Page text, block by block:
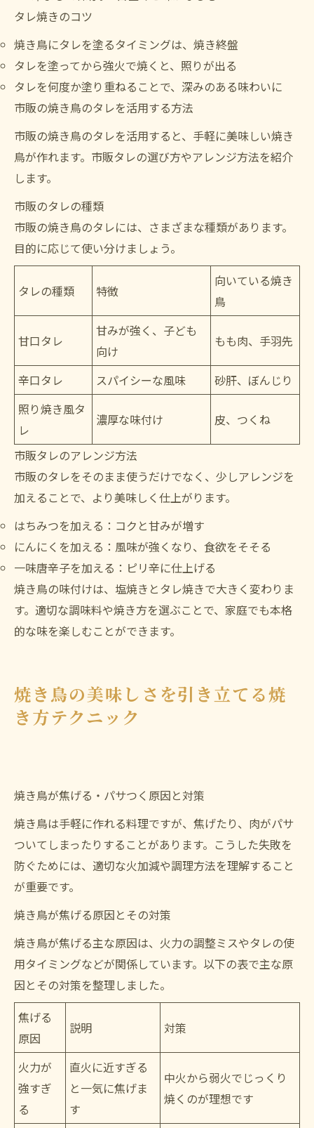
タレ焼きのコツ
焼き鳥にタレを塗るタイミングは、焼き終盤
タレを塗ってから強火で焼くと、照りが出る
タレを何度か塗り重ねることで、深みのある味わいに
市販の焼き鳥のタレを活用する方法
市販の焼き鳥のタレを活用すると、手軽に美味しい焼き
鳥が作れます。市販タレの選び方やアレンジ方法を紹介
します。
市販のタレの種類
市販の焼き鳥のタレには、さまざまな種類があります。
目的に応じて使い分けましょう。
タレの種類 特徴
向いている焼き
鳥
甘口タレ
甘みが強く、子ども
向け
もも肉、手羽先
辛口タレ スパイシーな風味
砂肝、ぼんじり
照り焼き風タ
レ
濃厚な味付け 皮、つくね
市販タレのアレンジ方法
市販のタレをそのまま使うだけでなく、少しアレンジを
加えることで、より美味しく仕上がります。
はちみつを加える：コクと甘みが増す
にんにくを加える：風味が強くなり、食欲をそそる
一味唐辛子を加える：ピリ辛に仕上げる
焼き鳥の味付けは、塩焼きとタレ焼きで大きく変わりま
す。適切な調味料や焼き方を選ぶことで、家庭でも本格
的な味を楽しむことができます。
焼き鳥の美味しさを引き立てる焼
き方テクニック
焼き鳥が焦げる・パサつく原因と対策
焼き鳥は手軽に作れる料理ですが、焦げたり、肉がパサ
ついてしまったりすることがあります。こうした失敗を
防ぐためには、適切な火加減や調理方法を理解すること
が重要です。
焼き鳥が焦げる原因とその対策
焼き鳥が焦げる主な原因は、火力の調整ミスやタレの使
用タイミングなどが関係しています。以下の表で主な原
因とその対策を整理しました。
焦げる
原因
説明 対策
火力が
強すぎ
る
直火に近すぎる
と一気に焦げま
す
中火から弱火でじっくり
焼くのが理想です